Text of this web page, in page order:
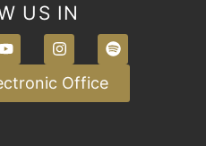
US IN
Office